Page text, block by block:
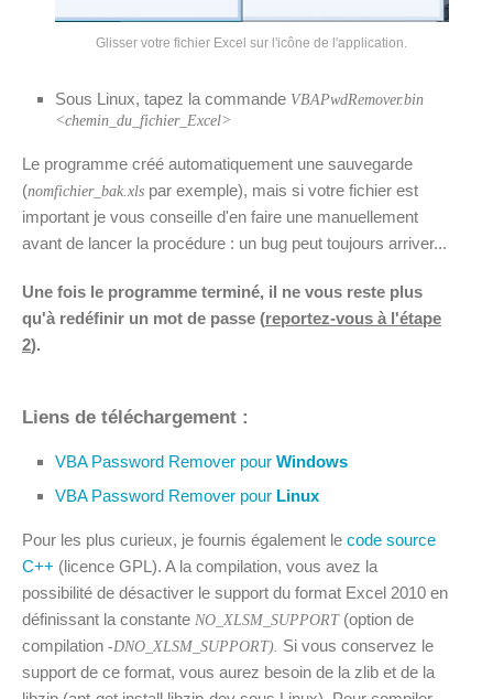
Glisser votre fichier Excel sur l'icône de l'application.
Sous Linux, tapez la commande VBAPwdRemover.bin
<chemin_du_fichier_Excel>
Le programme créé automatiquement une sauvegarde
(nomfichier_bak.xls par exemple), mais si votre fichier est
important je vous conseille d'en faire une manuellement
avant de lancer la procédure : un bug peut toujours arriver...
Une fois le programme terminé, il ne vous reste plus
qu'à redéfinir un mot de passe (reportez-vous à l'étape
2).
Liens de téléchargement :
VBA Password Remover pour Windows
VBA Password Remover pour Linux
Pour les plus curieux, je fournis également le code source
C++ (licence GPL). A la compilation, vous avez la
possibilité de désactiver le support du format Excel 2010 en
définissant la constante NO_XLSM_SUPPORT(option de
compilation -DNO_XLSM_SUPPORT). Si vous conservez le
support de ce format, vous aurez besoin de la zlib et de la